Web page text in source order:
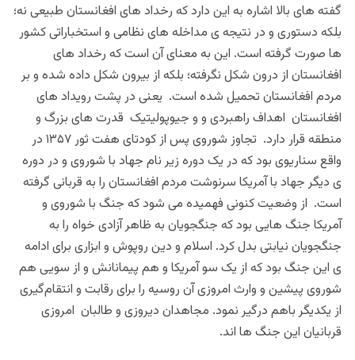
گفته های بالا اشاره به این دارد که رخداد های افغانستان طبیعی نه؛
بلکه دستوری و در نتیجه ی مداخله های نظامی و استخباراتی کشور
ها صورت گرفته است. این به معنای آن است که رخداد های
افغانستان از درون شکل نگرفته؛ بلکه از بیرون شکل داده شده و بر
مردم افغانستان تحمیل شده است. یعنی در پشت رویداد های
افغانستان اهداف راهبردی و و جیوپولیتیک قدرت های بزرگ و
منطقه قرار دارد. تجاوز شوروی پس از کودتای هفت ثور ۱۳۵۷ در
واقع سناریوی بود که در یک دوره زیر نام جهاد با شوروی و در دوره
ی دیگر جهاد با آمریکا سرنوشت مردم افغانستان را به قربانی گرفته
است. از وضعیت کنونی فهمیده می شود که جنگ با شوروی و
آمریکا جنگ هایی بود که جنگجویان به ظاهر آزادی خواه را به
جنگجویان نیابتی بدل کرد. اسلام و دین روپوش و ابزاری برای ادامه
ی این جنگ بود که از یک سو آمریکا و هم پیمانانش و از سویی هم
شوروی پیشین و وارث امروزی آن روسیه را برای رقابت و انتقام‌گیری
از یکدیگر باهم درگیر نمود. مجاهدان دیروزی و طالبان امروزی
قربانیان این جنگ ها اند.